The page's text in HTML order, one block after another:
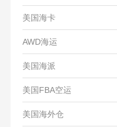
美国海卡
AWD海运
美国海派
美国FBA空运
美国海外仓